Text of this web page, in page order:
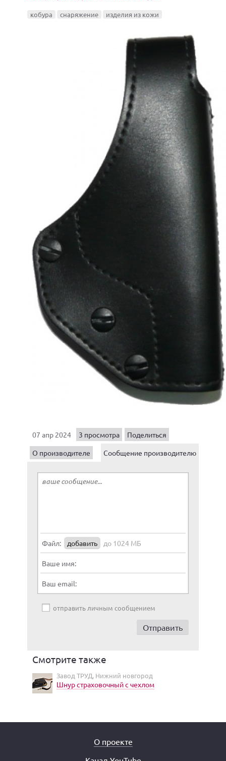
кобура снаряжение изделия из кожи
07 апр 2024 3 просмотра
Поделиться
О производителе
Сообщение производителю
Файл: добавить до 1024 МБ
Ваше имя:
Ваш email:
отправить личным сообщением
Смотрите также
Завод ТРУД, Нижний новгород
Шнур страховочный с чехлом
О проекте